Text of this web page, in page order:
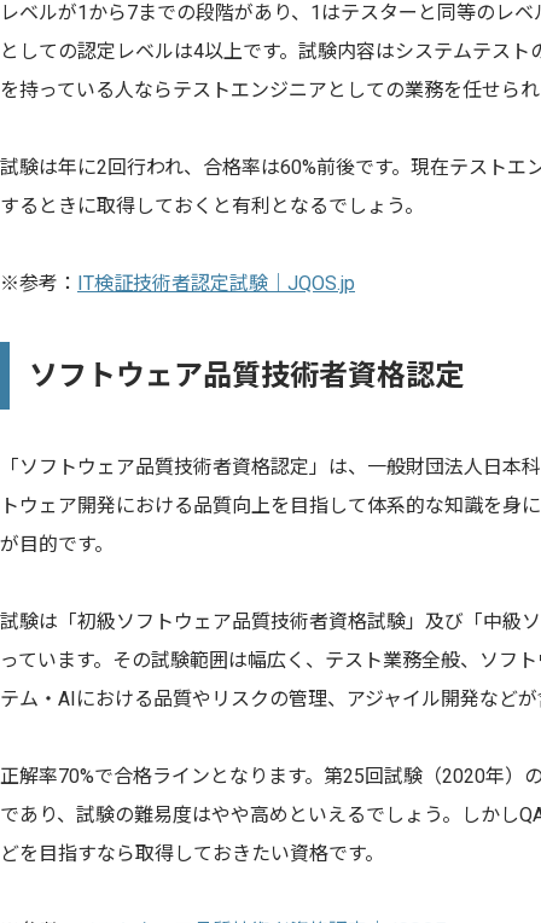
レベルが1から7までの段階があり、1はテスターと同等のレ
としての認定レベルは4以上です。試験内容はシステムテス
を持っている人ならテストエンジニアとしての業務を任せら
試験は年に2回行われ、合格率は60%前後です。現在テストエ
するときに取得しておくと有利となるでしょう。
※参考： IT検証技術者認定試験｜JQOS.jp
ソフトウェア品質技術者資格認定
「ソフトウェア品質技術者資格認定」は、一般財団法人日本
トウェア開発における品質向上を目指して体系的な知識を身
が目的です。
試験は「初級ソフトウェア品質技術者資格試験」及び「中級
っています。その試験範囲は幅広く、テスト業務全般、ソフ
テム・AIにおける品質やリスクの管理、アジャイル開発など
正解率70%で合格ラインとなります。第25回試験（2020年）
であり、試験の難易度はやや高めといえるでしょう。しかし
どを目指すなら取得しておきたい資格です。